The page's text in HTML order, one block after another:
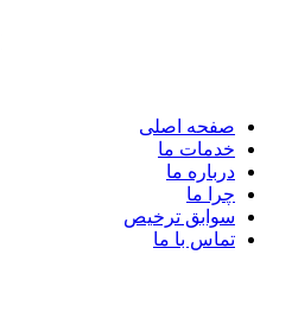
صفحه اصلی
خدمات ما
درباره ما
چرا ما
سوابق ترخیص
تماس با ما